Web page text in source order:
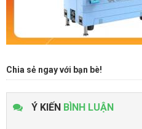
Chia sẻ ngay với bạn bè!
Ý KIẾN BÌNH LUẬN